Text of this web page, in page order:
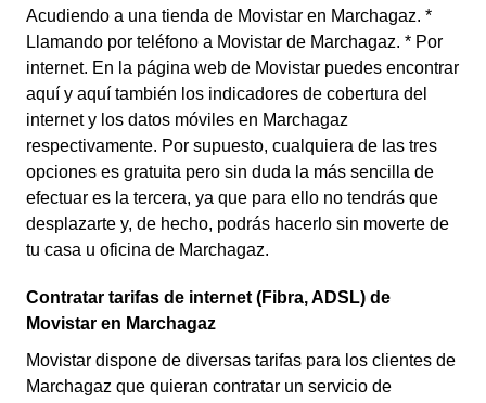
Acudiendo a una tienda de Movistar en Marchagaz. *
Llamando por teléfono a Movistar de Marchagaz. * Por
internet. En la página web de Movistar puedes encontrar
aquí y aquí también los indicadores de cobertura del
internet y los datos móviles en Marchagaz
respectivamente. Por supuesto, cualquiera de las tres
opciones es gratuita pero sin duda la más sencilla de
efectuar es la tercera, ya que para ello no tendrás que
desplazarte y, de hecho, podrás hacerlo sin moverte de
tu casa u oficina de Marchagaz.
Contratar tarifas de internet (Fibra, ADSL) de
Movistar en Marchagaz
Movistar dispone de diversas tarifas para los clientes de
Marchagaz que quieran contratar un servicio de